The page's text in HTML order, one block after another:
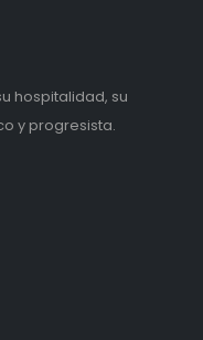
hospitalidad, su
y progresista.